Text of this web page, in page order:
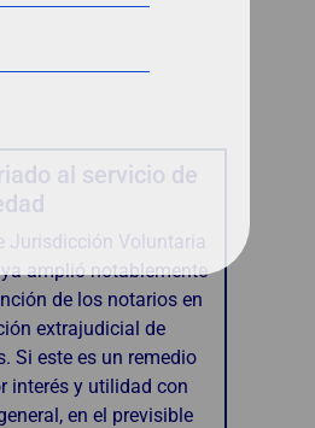
al servicio de
Jurisdicción Voluntaria
amplió notablemente
de los notarios en
extrajudicial de
Si este es un remedio
interés y utilidad con
en el previsible